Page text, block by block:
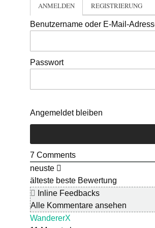
ANMELDEN REGISTRIERUNG
Benutzername oder E-Mail-
Passwort
Angemeldet bleiben
7 Comments
neuste
älteste beste Bewertung
Inline Feedbacks
Alle Kommentare ansehen
WandererX